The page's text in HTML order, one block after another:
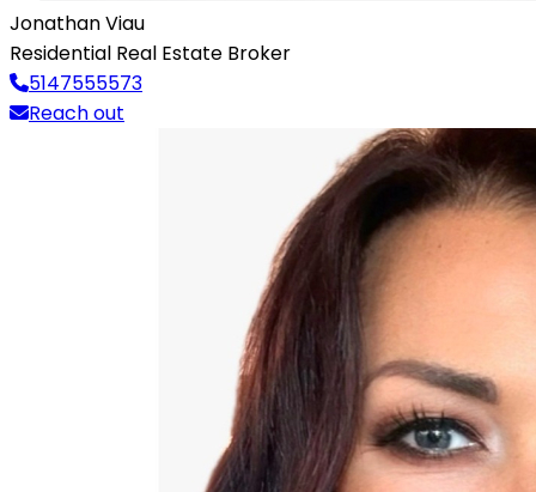
Jonathan Viau
Residential Real Estate Broker
5147555573
Reach out